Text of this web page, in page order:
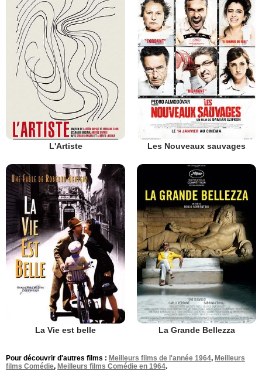
L'Artiste Les Nouveaux sauvages
La Vie est belle La Grande Bellezza
Pour découvrir d'autres films : Meilleurs films de l'année 1964, Meilleurs
films Comédie, Meilleurs films Comédie en 1964.